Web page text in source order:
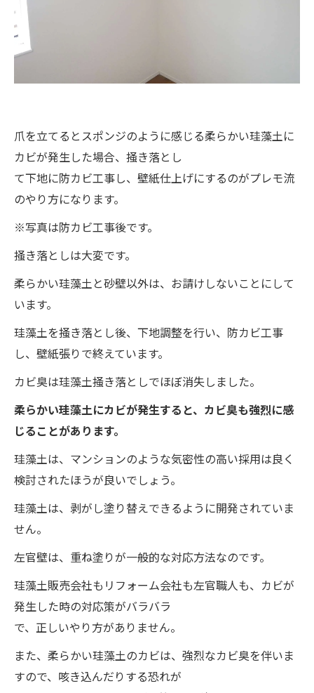
爪を立てるとスポンジのように感じる柔らかい珪藻土に
カビが発生した場合、掻き落とし
て下地に防カビ工事し、壁紙仕上げにするのがプレモ流
のやり方になります。
※写真は防カビ工事後です。
掻き落としは大変です。
柔らかい珪藻土と砂壁以外は、お請けしないことにして
います。
珪藻土を掻き落とし後、下地調整を行い、防カビ工事
し、壁紙張りで終えています。
カビ臭は珪藻土掻き落としでほぼ消失しました。
柔らかい珪藻土にカビが発生すると、カビ臭も強烈に感
じることがあります。
珪藻土は、マンションのような気密性の高い採用は良く
検討されたほうが良いでしょう。
珪藻土は、剥がし塗り替えできるように開発されていま
せん。
左官壁は、重ね塗りが一般的な対応方法なのです。
珪藻土販売会社もリフォーム会社も左官職人も、カビが
発生した時の対応策がバラバラ
で、正しいやり方がありません。
また、柔らかい珪藻土のカビは、強烈なカビ臭を伴いま
すので、咳き込んだりする恐れが